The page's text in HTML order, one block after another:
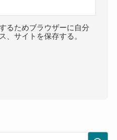
るためブラウザーに自分
、サイトを保存する。